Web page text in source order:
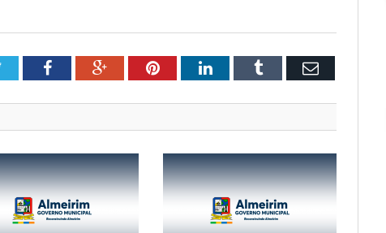
TwitterFacebookGoogle+PinterestLinkedInTumblr Email